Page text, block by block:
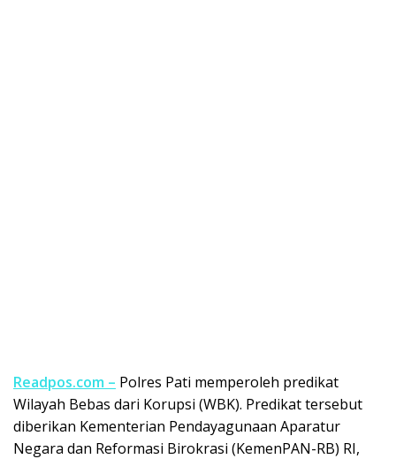
Readpos.com – Polres Pati memperoleh predikat
Wilayah Bebas dari Korupsi (WBK). Predikat tersebut
diberikan Kementerian Pendayagunaan Aparatur
Negara dan Reformasi Birokrasi (KemenPAN-RB) RI,